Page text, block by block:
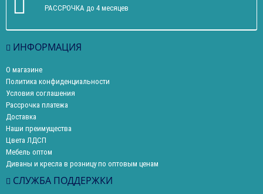
РАССРОЧКА до 4 месяцев
ИНФОРМАЦИЯ
О магазине
Политика конфиденциальности
Условия соглашения
Рассрочка платежа
Доставка
Наши преимущества
Цвета ЛДСП
Мебель оптом
Диваны и кресла в розницу по оптовым ценам
СЛУЖБА ПОДДЕРЖКИ